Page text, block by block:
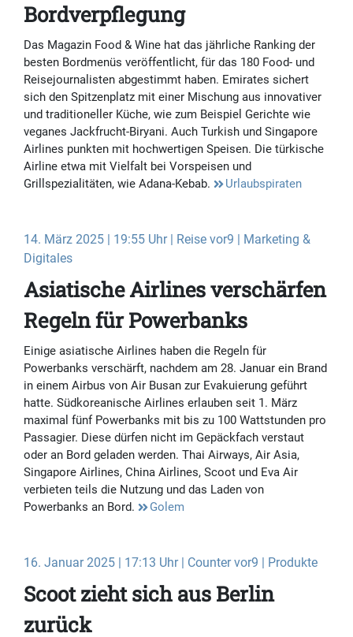
Bordverpflegung
Das Magazin Food & Wine hat das jährliche Ranking der
besten Bordmenüs veröffentlicht, für das 180 Food- und
Reisejournalisten abgestimmt haben. Emirates sichert
sich den Spitzenplatz mit einer Mischung aus innovativer
und traditioneller Küche, wie zum Beispiel Gerichte wie
veganes Jackfrucht-Biryani. Auch Turkish und Singapore
Airlines punkten mit hochwertigen Speisen. Die türkische
Airline etwa mit Vielfalt bei Vorspeisen und
Grillspezialitäten, wie Adana-Kebab.
Urlaubspiraten
14. März 2025 | 19:55 Uhr | Reise vor9 | Marketing &
Digitales
Asiatische Airlines verschärfen
Regeln für Powerbanks
Einige asiatische Airlines haben die Regeln für
Powerbanks verschärft, nachdem am 28. Januar ein Brand
in einem Airbus von Air Busan zur Evakuierung geführt
hatte. Südkoreanische Airlines erlauben seit 1. März
maximal fünf Powerbanks mit bis zu 100 Wattstunden pro
Passagier. Diese dürfen nicht im Gepäckfach verstaut
oder an Bord geladen werden. Thai Airways, Air Asia,
Singapore Airlines, China Airlines, Scoot und Eva Air
verbieten teils die Nutzung und das Laden von
Powerbanks an Bord.
Golem
16. Januar 2025 | 17:13 Uhr | Counter vor9 | Produkte
Scoot zieht sich aus Berlin
zurück